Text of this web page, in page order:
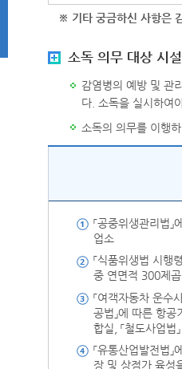
※ 기타 궁금하신 사항은
소독 의무 대상 시
감염병의 예방 및 관
다. 소독을 실시하여
소독의 의무를 이행
「공중위생관리법
업소
「식품위생법 시
중 연면적 300제
「여객자동차 운수
공법」에 따른 항공
합실, 「철도사업법
「유통산업발전법
장 및 상점가 육성